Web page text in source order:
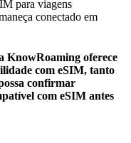
para viagens
conectado em
KnowRoaming oferece
com eSIM, tanto
confirmar
com eSIM antes